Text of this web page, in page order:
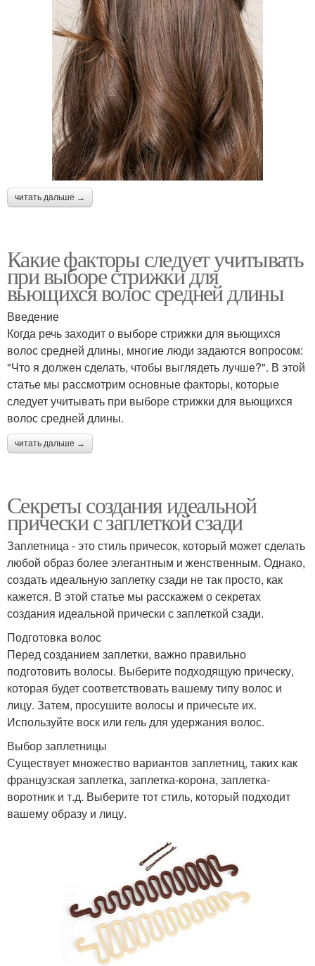
читать дальше →
Какие факторы следует учитывать
при выборе стрижки для
вьющихся волос средней длины
Введение
Когда речь заходит о выборе стрижки для вьющихся
волос средней длины, многие люди задаются вопросом:
"Что я должен сделать, чтобы выглядеть лучше?". В этой
статье мы рассмотрим основные факторы, которые
следует учитывать при выборе стрижки для вьющихся
волос средней длины.
читать дальше →
Секреты создания идеальной
прически с заплеткой сзади
Заплетница - это стиль причесок, который может сделать
любой образ более элегантным и женственным. Однако,
создать идеальную заплетку сзади не так просто, как
кажется. В этой статье мы расскажем о секретах
создания идеальной прически с заплеткой сзади.
Подготовка волос
Перед созданием заплетки, важно правильно
подготовить волосы. Выберите подходящую прическу,
которая будет соответствовать вашему типу волос и
лицу. Затем, просушите волосы и причесьте их.
Используйте воск или гель для удержания волос.
Выбор заплетницы
Существует множество вариантов заплетниц, таких как
французская заплетка, заплетка-корона, заплетка-
воротник и т.д. Выберите тот стиль, который подходит
вашему образу и лицу.